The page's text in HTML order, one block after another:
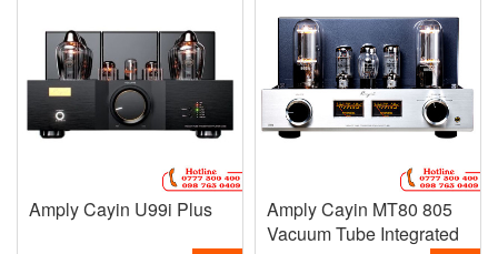
Amply Cayin U99i Plus
Amply Cayin MT80 805
Vacuum Tube Integrated